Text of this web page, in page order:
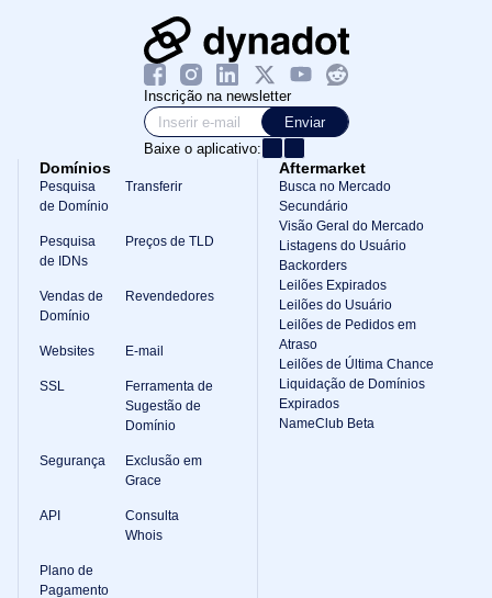
Inscrição na newsletter
Enviar
Baixe o aplicativo:
Domínios
Pesquisa
de Domínio
Transferir
Pesquisa
de IDNs
Preços de TLD
Vendas de
Domínio
Revendedores
Websites E-mail
SSL
Ferramenta de
Sugestão de
Domínio
Segurança
Exclusão em
Grace
API
Consulta
Whois
Plano de
Pagamento
Aftermarket
Busca no Mercado
Secundário
Visão Geral do Mercado
Listagens do Usuário
Backorders
Leilões Expirados
Leilões do Usuário
Leilões de Pedidos em
Atraso
Leilões de Última Chance
Liquidação de Domínios
Expirados
NameClub Beta